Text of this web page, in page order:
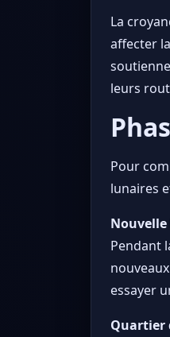
La
affecter
leurs
Pour
lunaires
Pendant
essayer
Quartier